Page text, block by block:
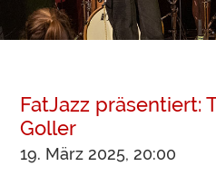
FatJazz präsentiert:
Goller
19. März 2025, 20:00